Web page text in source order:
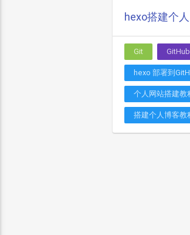
hexo搭建个
Git
hexo 部署到
个人网站搭建教
搭建个人博客教